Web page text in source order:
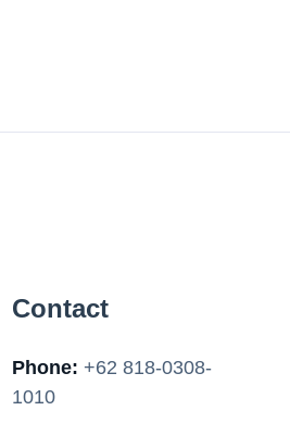
Contact
Phone: +62 818-0308-
1010